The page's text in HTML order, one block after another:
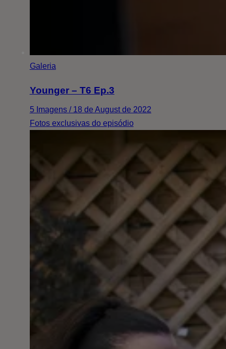
Galeria
Younger – T6 Ep.3
5 Imagens / 18 de August de 2022
Fotos exclusivas do episódio